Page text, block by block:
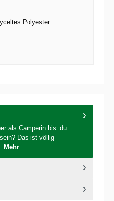
Polyester
als Camperin bist du
Das ist völlig
Mehr